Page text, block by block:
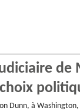
de
Dunn, à